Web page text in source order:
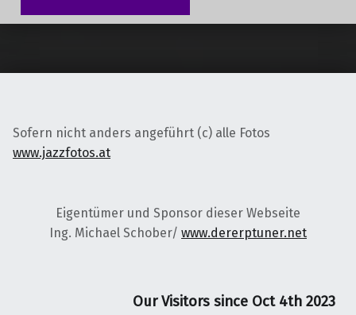
Sofern nicht anders angeführt (c) alle Fotos
www.jazzfotos.at
Eigentümer und Sponsor dieser Webseite
Ing. Michael Schober/ www.dererptuner.net
Our Visitors since Oct 4th 2023